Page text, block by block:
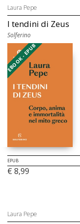
Laura Pepe
I tendini di Zeus
Solferino
EBOOK - EPUB
EPUB
€ 8,99
Laura Pepe